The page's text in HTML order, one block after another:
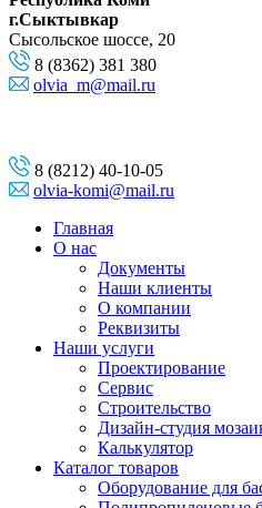
г.Сыктывкар
Сысольское шоссе, 20
8 (8362) 381 380
olvia_m@mail.ru
8 (8212) 40-10-05
olvia-komi@mail.ru
Главная
О нас
Документы
Наши клиенты
О компании
Реквизиты
Наши услуги
Проектирование
Сервис
Строительство
Дизайн-студия
Калькулятор
Каталог товаров
Оборудование для